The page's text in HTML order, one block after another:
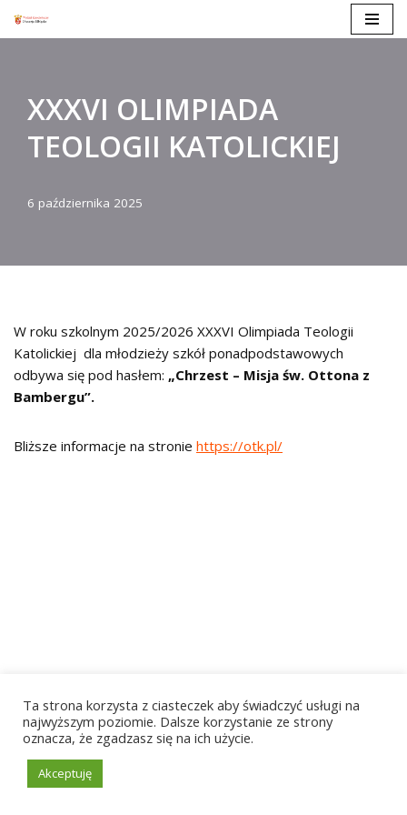
XXXVI OLIMPIADA
TEOLOGII KATOLICKIEJ
6 października 2025
W roku szkolnym 2025/2026 XXXVI Olimpiada Teologii
Katolickiej dla młodzieży szkół ponadpodstawowych
odbywa się pod hasłem: „Chrzest – Misja św. Ottona z
Bambergu”.
Bliższe informacje na stronie https://otk.pl/
Ta strona korzysta z ciasteczek aby świadczyć usługi na
najwyższym poziomie. Dalsze korzystanie ze strony
oznacza, że zgadzasz się na ich użycie.
Akceptuję